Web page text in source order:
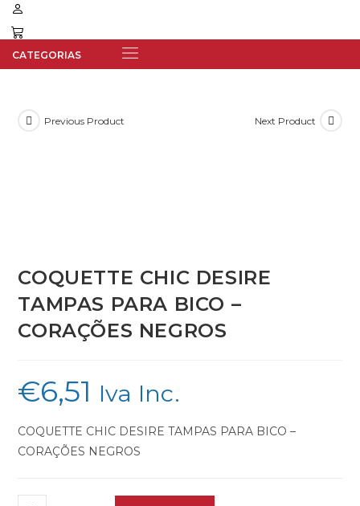
Previous Product Next Product
COQUETTE CHIC DESIRE
TAMPAS PARA BICO –
CORAÇÕES NEGROS
€6,51 Iva Inc.
COQUETTE CHIC DESIRE TAMPAS PARA BICO –
CORAÇÕES NEGROS